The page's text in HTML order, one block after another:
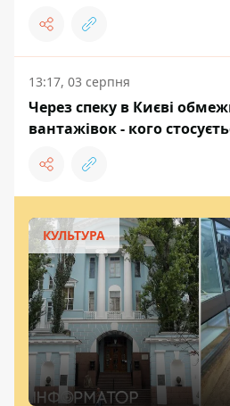
13:17, 03 серпня
Через спеку в Києві
вантажівок - кого
КУЛЬТУРА